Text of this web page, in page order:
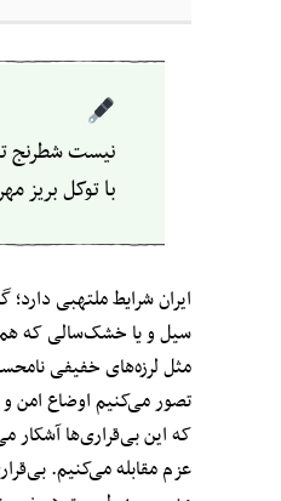
نیست شطرنج
با توکل بریز
ایران شرایط ملتهبی دارد؛
سیل و یا خشک‌سالی که
مثل لرزه‌های خفیفی
تصور می‌کنیم اوضاع امن
که این بی‌قراری‌ها آشکار
عزم مقابله می‌کنیم.